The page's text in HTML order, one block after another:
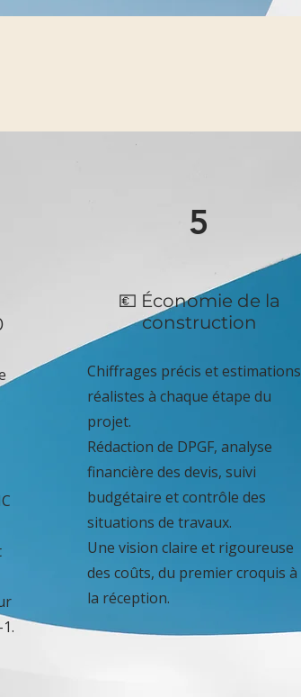
5
💶 Économie de la
construction
Chiffrages précis et estimations
réalistes à chaque étape du
projet.
Rédaction de DPGF, analyse
financière des devis, suivi
budgétaire et contrôle des
situations de travaux.
Une vision claire et rigoureuse
des coûts, du premier croquis à
la réception.